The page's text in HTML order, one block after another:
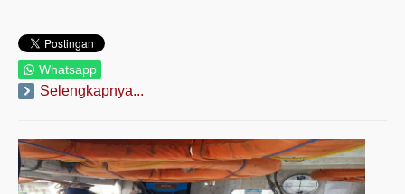
Whatsapp
Selengkapnya...